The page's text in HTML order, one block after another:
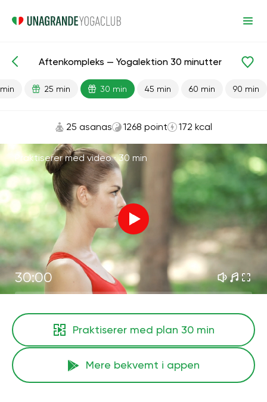
Færdiglavede lektioner Lempelse
Aftenkompleks — Yogalektion 30 minutter
25 min 30 min 45 min 60 min 90 min
25 asanas 1268 point 172 kcal
Praktiserer med video ·30 min
30:00
Praktiserer med plan 30 min
Mere bekvemt i appen